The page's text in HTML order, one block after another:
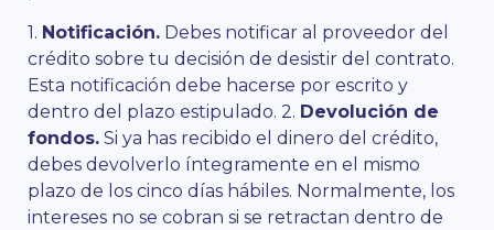
1. Notificación. Debes notificar al proveedor del
crédito sobre tu decisión de desistir del contrato.
Esta notificación debe hacerse por escrito y
dentro del plazo estipulado. 2. Devolución de
fondos. Si ya has recibido el dinero del crédito,
debes devolverlo íntegramente en el mismo
plazo de los cinco días hábiles. Normalmente, los
intereses no se cobran si se retractan dentro de